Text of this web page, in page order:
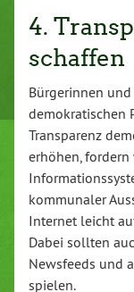
4.
schaffen
Bürgerinnen
demokratischen
Transparenz
erhöhen, fordern
kommunaler
Internet leicht
Dabei sollten
Newsfeeds und
spielen.